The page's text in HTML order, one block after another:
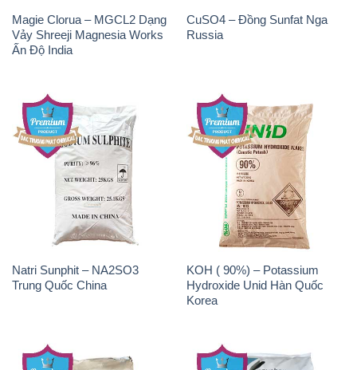
Magie Clorua – MGCL2 Dạng
Vảy Shreeji Magnesia Works
Ấn Độ India
CuSO4 – Đồng Sunfat Nga
Russia
Natri Sunphit – NA2SO3
Trung Quốc China
KOH ( 90%) – Potassium
Hydroxide Unid Hàn Quốc
Korea